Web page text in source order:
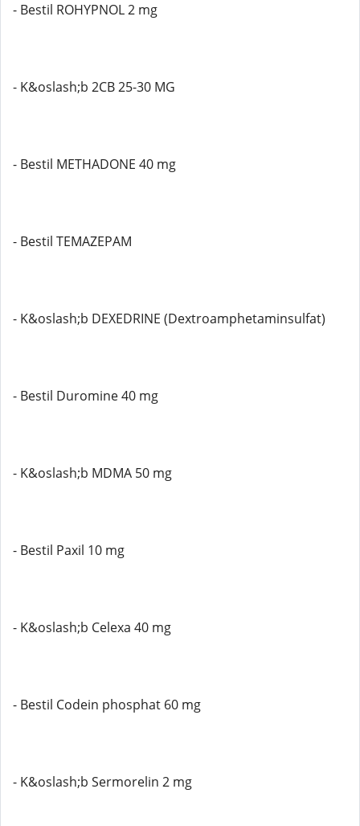
- Bestil ROHYPNOL 2 mg
- K&oslash;b 2CB 25-30 MG
- Bestil METHADONE 40 mg
- Bestil TEMAZEPAM
- K&oslash;b DEXEDRINE (Dextroamphetaminsulfat)
- Bestil Duromine 40 mg
- K&oslash;b MDMA 50 mg
- Bestil Paxil 10 mg
- K&oslash;b Celexa 40 mg
- Bestil Codein phosphat 60 mg
- K&oslash;b Sermorelin 2 mg